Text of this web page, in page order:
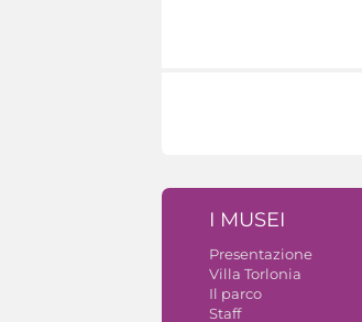
I MUSEI
Presentazione
Villa Torlonia
Il parco
Staff